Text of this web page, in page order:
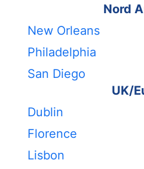
Nord
New Orleans
Philadelphia
San Diego
UK/
Dublin
Florence
Lisbon